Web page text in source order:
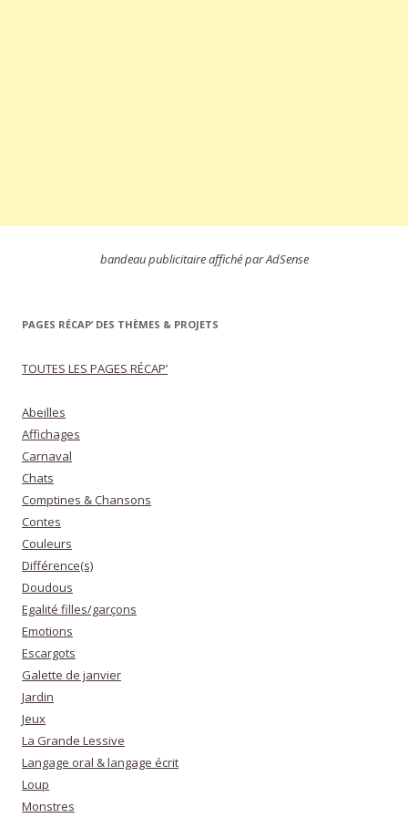
bandeau publicitaire affiché par AdSense
PAGES RÉCAP’ DES THÈMES & PROJETS
TOUTES LES PAGES RÉCAP’
Abeilles
Affichages
Carnaval
Chats
Comptines & Chansons
Contes
Couleurs
Différence(s)
Doudous
Egalité filles/garçons
Emotions
Escargots
Galette de janvier
Jardin
Jeux
La Grande Lessive
Langage oral & langage écrit
Loup
Monstres